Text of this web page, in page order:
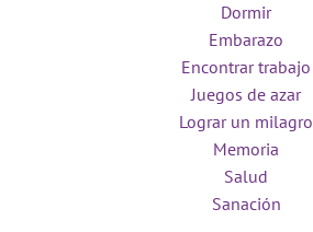
Dormir
Embarazo
Encontrar trabajo
Juegos de azar
Lograr un milagro
Memoria
Salud
Sanación